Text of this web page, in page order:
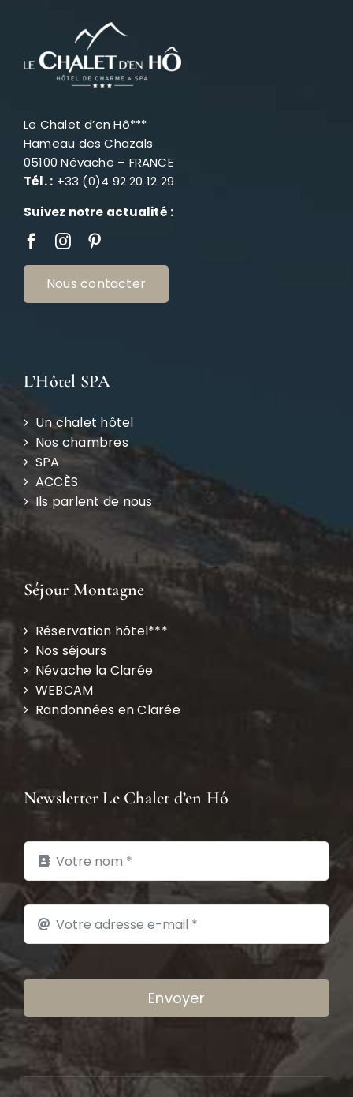
Le Chalet d’en Hô***
Hameau des Chazals
05100 Névache – FRANCE
Tél. : +33 (0)4 92 20 12 29
Suivez notre actualité :
Nous contacter
L’Hôtel SPA
Un chalet hôtel
Nos chambres
SPA
ACCÈS
Ils parlent de nous
Séjour Montagne
Réservation hôtel***
Nos séjours
Névache la Clarée
WEBCAM
Randonnées en Clarée
Newsletter Le Chalet d’en Hô
Envoyer